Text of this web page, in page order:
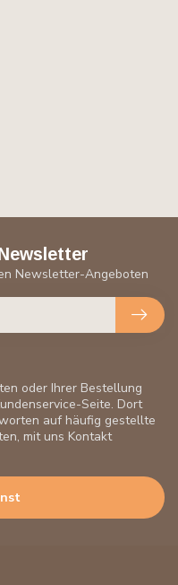
oder Ihrer Bestellung
Seite. Dort
auf häufig gestellte
mit uns Kontakt
Newsletter-Angeboten